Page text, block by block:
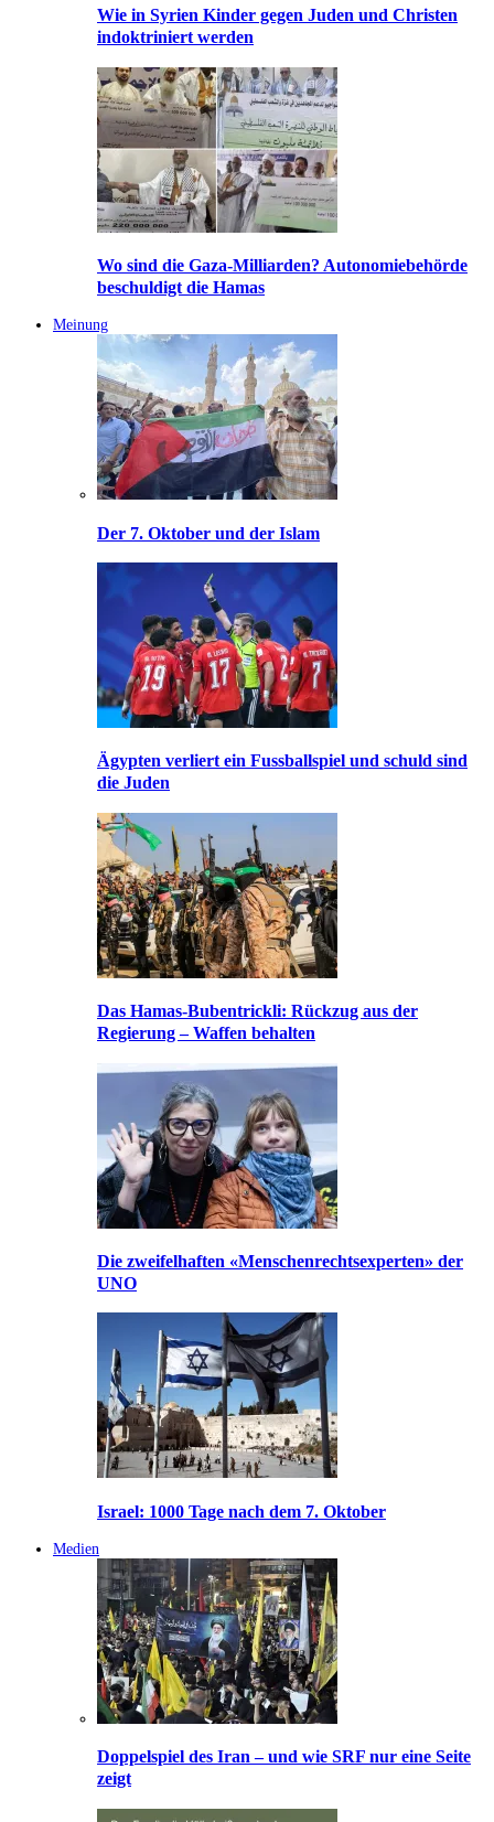
Wie in Syrien Kinder gegen Juden und Christen
indoktriniert werden
Wo sind die Gaza-Milliarden? Autonomiebehörde
beschuldigt die Hamas
Meinung
Der 7. Oktober und der Islam
Ägypten verliert ein Fussballspiel und schuld sind
die Juden
Das Hamas-Bubentrickli: Rückzug aus der
Regierung – Waffen behalten
Die zweifelhaften «Menschenrechtsexperten» der
UNO
Israel: 1000 Tage nach dem 7. Oktober
Medien
Doppelspiel des Iran – und wie SRF nur eine Seite
zeigt